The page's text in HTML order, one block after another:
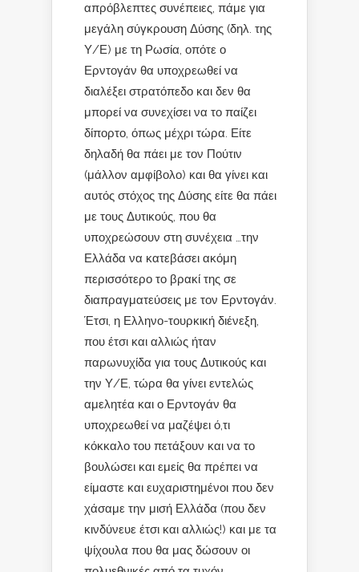
απρόβλεπτες συνέπειες, πάμε για
μεγάλη σύγκρουση Δύσης (δηλ. της
Υ/Ε) με τη Ρωσία, οπότε ο
Ερντογάν θα υποχρεωθεί να
διαλέξει στρατόπεδο και δεν θα
μπορεί να συνεχίσει να το παίζει
δίπορτο, όπως μέχρι τώρα. Είτε
δηλαδή θα πάει με τον Πούτιν
(μάλλον αμφίβολο) και θα γίνει και
αυτός στόχος της Δύσης είτε θα πάει
με τους Δυτικούς, που θα
υποχρεώσουν στη συνέχεια …την
Ελλάδα να κατεβάσει ακόμη
περισσότερο το βρακί της σε
διαπραγματεύσεις με τον Ερντογάν.
Έτσι, η Ελληνο-τουρκική διένεξη,
που έτσι και αλλιώς ήταν
παρωνυχίδα για τους Δυτικούς και
την Υ/Ε, τώρα θα γίνει εντελώς
αμελητέα και ο Ερντογάν θα
υποχρεωθεί να μαζέψει ό,τι
κόκκαλο του πετάξουν και να το
βουλώσει και εμείς θα πρέπει να
είμαστε και ευχαριστημένοι που δεν
χάσαμε την μισή Ελλάδα (που δεν
κινδύνευε έτσι και αλλιώς!) και με τα
ψίχουλα που θα μας δώσουν οι